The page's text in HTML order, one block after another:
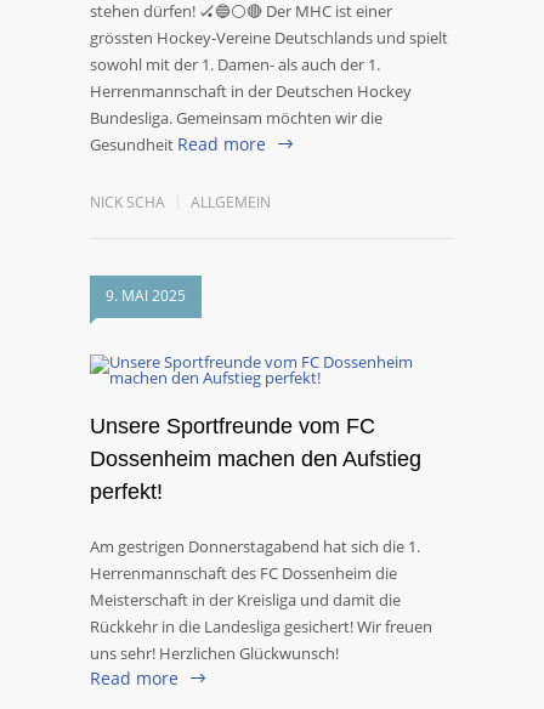
stehen dürfen! 🏑🔵⚪️🔴 Der MHC ist einer
grössten Hockey-Vereine Deutschlands und spielt
sowohl mit der 1. Damen- als auch der 1.
Herrenmannschaft in der Deutschen Hockey
Bundesliga. Gemeinsam möchten wir die
Gesundheit Read more
NICK SCHA ALLGEMEIN
9. MAI 2025
Unsere Sportfreunde vom FC
Dossenheim machen den Aufstieg
perfekt!
Am gestrigen Donnerstagabend hat sich die 1.
Herrenmannschaft des FC Dossenheim die
Meisterschaft in der Kreisliga und damit die
Rückkehr in die Landesliga gesichert! Wir freuen
uns sehr! Herzlichen Glückwunsch!
Read more